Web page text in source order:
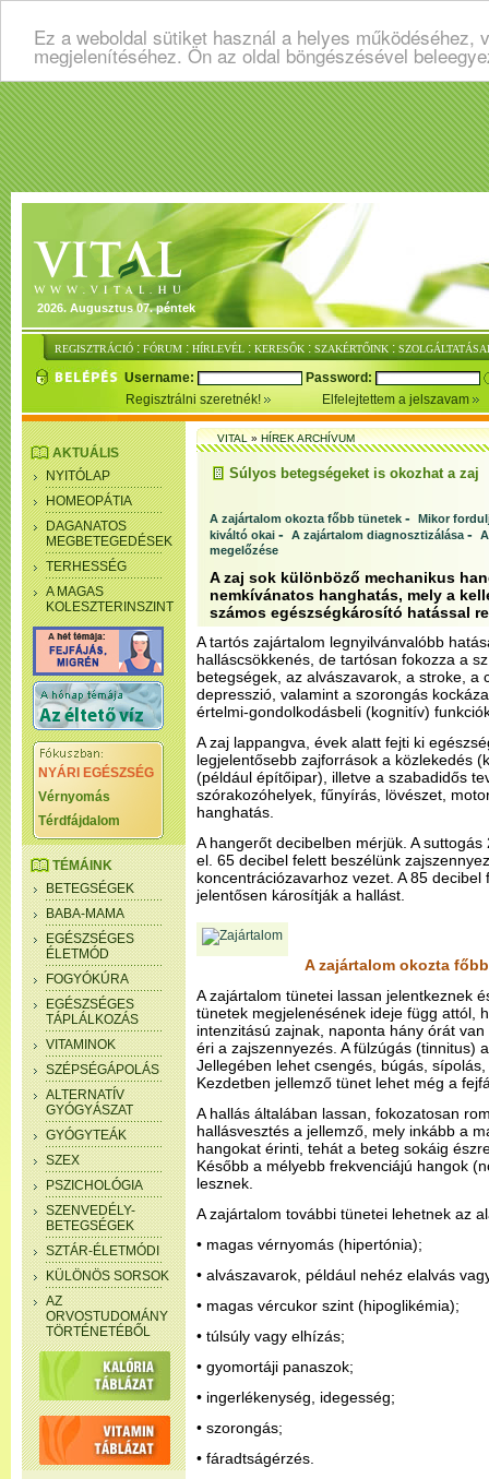
Ez a weboldal sütiket használ a helyes
megjelenítéséhez. Ön az oldal böngészésével
2026. Augusztus 07. péntek
REGISZTRÁCIÓ : FÓRUM : HÍRLEVÉL : KERESŐK : SZAKÉRTŐINK :
Username:
Password:
Regisztrálni szeretnék!
Elfelejtettem a jelszavam
AKTUÁLIS
NYITÓLAP
HOMEOPÁTIA
DAGANATOS
MEGBETEGEDÉSEK
TERHESSÉG
A MAGAS
KOLESZTERINSZINT
NYÁRI EGÉSZSÉG
Vérnyomás
Térdfájdalom
TÉMÁINK
BETEGSÉGEK
BABA-MAMA
EGÉSZSÉGES
ÉLETMÓD
FOGYÓKÚRA
EGÉSZSÉGES
TÁPLÁLKOZÁS
VITAMINOK
SZÉPSÉGÁPOLÁS
ALTERNATÍV
GYÓGYÁSZAT
GYÓGYTEÁK
SZEX
PSZICHOLÓGIA
SZENVEDÉLY-
BETEGSÉGEK
SZTÁR-ÉLETMÓDI
KÜLÖNÖS SORSOK
AZ
ORVOSTUDOMÁNY
TÖRTÉNETÉBŐL
VITAL»HÍREK ARCHÍVUM
Súlyos betegségeket is okozhat a zaj
A zajártalom okozta főbb tünetek - Mikor
kiváltó okai - A zajártalom diagnosztizálása -
megelőzése
A zaj sok különböző mechanikus
nemkívánatos hanghatás, mely a
számos egészségkárosító hatással
A tartós zajártalom legnyilvánvalóbb
halláscsökkenés, de tartósan fokozza a
betegségek, az alvászavarok, a stroke, a
depresszió, valamint a szorongás
értelmi-gondolkodásbeli (kognitív)
A zaj lappangva, évek alatt fejti ki
legjelentősebb zajforrások a közlekedés
(például építőipar), illetve a szabadidős
szórakozóhelyek, fűnyírás, lövészet,
hanghatás.
A hangerőt decibelben mérjük. A
el. 65 decibel felett beszélünk
koncentrációzavarhoz vezet. A 85
jelentősen károsítják a hallást.
A zajártalom okozta
A zajártalom tünetei lassan jelentkeznek
tünetek megjelenésének ideje függ attól,
intenzitású zajnak, naponta hány órát
éri a zajszennyezés. A fülzúgás (tinnitus)
Jellegében lehet csengés, búgás,
Kezdetben jellemző tünet lehet még a
A hallás általában lassan, fokozatosan
hallásvesztés a jellemző, mely inkább a
hangokat érinti, tehát a beteg sokáig
Később a mélyebb frekvenciájú hangok
lesznek.
A zajártalom további tünetei lehetnek az
• magas vérnyomás (hipertónia);
• alvászavarok, például nehéz elalvás
• magas vércukor szint (hipoglikémia);
• túlsúly vagy elhízás;
• gyomortáji panaszok;
• ingerlékenység, idegesség;
• szorongás;
• fáradtságérzés.